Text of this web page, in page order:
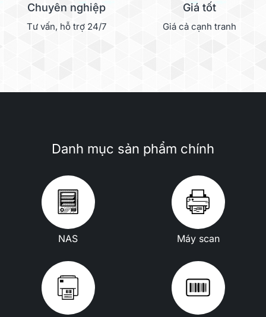
Chuyên nghiệp
Tư vấn, hỗ trợ 24/7
Giá tốt
Giá cả cạnh tranh
Danh mục sản phẩm chính
NAS Máy scan